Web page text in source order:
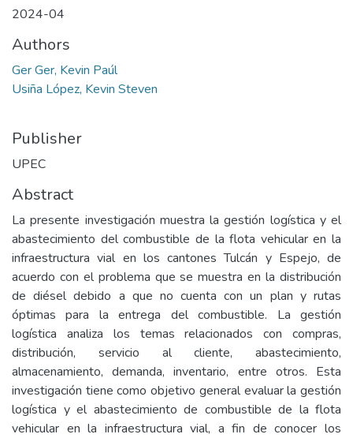
2024-04
Authors
Ger Ger, Kevin Paúl
Usiña López, Kevin Steven
Publisher
UPEC
Abstract
La presente investigación muestra la gestión logística y el
abastecimiento del combustible de la flota vehicular en la
infraestructura vial en los cantones Tulcán y Espejo, de
acuerdo con el problema que se muestra en la distribución
de diésel debido a que no cuenta con un plan y rutas
óptimas para la entrega del combustible. La gestión
logística analiza los temas relacionados con compras,
distribución, servicio al cliente, abastecimiento,
almacenamiento, demanda, inventario, entre otros. Esta
investigación tiene como objetivo general evaluar la gestión
logística y el abastecimiento de combustible de la flota
vehicular en la infraestructura vial, a fin de conocer los